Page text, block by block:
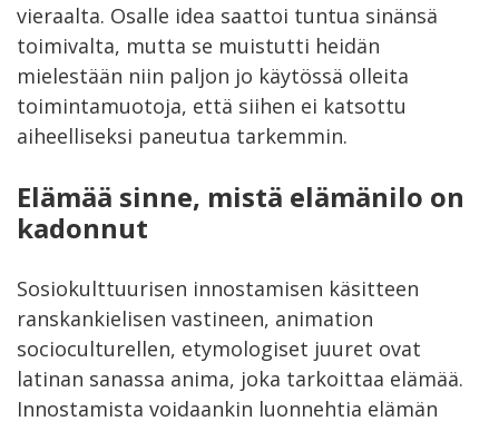
vieraalta. Osalle idea saattoi tuntua sinänsä
toimivalta, mutta se muistutti heidän
mielestään niin paljon jo käytössä olleita
toimintamuotoja, että siihen ei katsottu
aiheelliseksi paneutua tarkemmin.
Elämää sinne, mistä elämänilo on
kadonnut
Sosiokulttuurisen innostamisen käsitteen
ranskankielisen vastineen, animation
socioculturellen, etymologiset juuret ovat
latinan sanassa anima, joka tarkoittaa elämää.
Innostamista voidaankin luonnehtia elämän